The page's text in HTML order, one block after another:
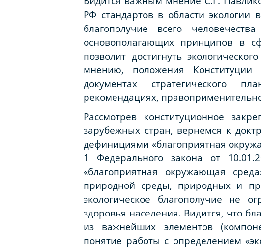
РФ стандартов в области экологии
благополучие всего
основополагающих принципов в
позволит достигнуть
мнению, положения Конституции
документах стратегического
рекомендациях,
Рассмотрев конституционное
зарубежных стран, вернемся к
дефинициями «благоприятная
1 Федерального закона от
«благоприятная окружающая
природной среды, природных и
экологическое благополучие не
здоровья населения. Видится, что
из важнейших элементов
понятие работы с определением